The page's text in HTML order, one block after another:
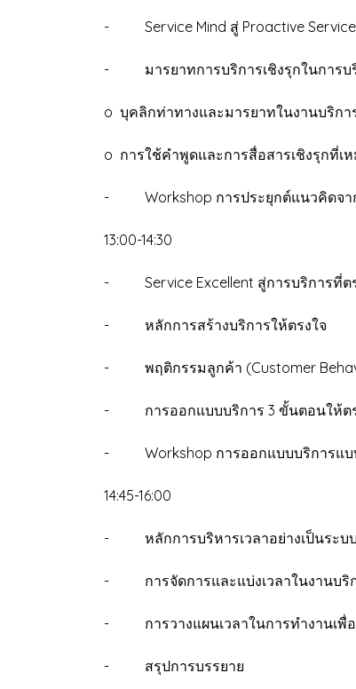
- Service Mind สู่ Proactive Service
- มารยาทการบริการเชิงรุกในการบ
o บุคลิกท่าทางและมารยาทในงานบริกา
o การใช้คำพูดและการสื่อสารเชิงรุกที่เ
- Workshop การประยุกต์แนวคิดจาก
13:00-14:30
- Service Excellent สู่การบริการที่ต
- หลักการสร้างบริการให้ตรงใจ
- พฤติกรรมลูกค้า (Customer
- การออกแบบบริการ 3 ขั้นตอนให้ตร
- Workshop การออกแบบบริการแบบ
14:45-16:00
- หลักการบริหารเวลาอย่างเป็นระบบ
- การจัดการและแบ่งเวลาในงานบริก
- การวางแผนเวลาในการทำงานเพื่อ
- สรุปการบรรยาย